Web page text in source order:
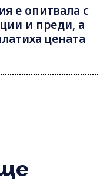
е опитвала с
и преди, а
цената